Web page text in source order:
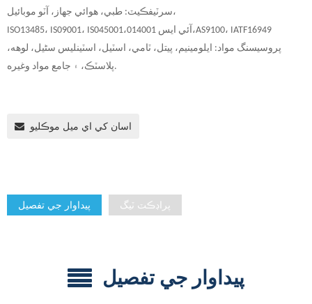
سرٽيفڪيٽ: طبي، هوائي جهاز، آٽو موبائيل،
ISO13485، IS09001، IS045001، آئي ايس 0 14001،AS9100، IATF16949
پروسيسنگ مواد: ايلومينيم، پيتل، ٽامي، اسٽيل، اسٽينلیس سٹیل، لوهه،
پلاسٽڪ، ۽ جامع مواد وغيره.
اسان کي اي ميل موڪليو
پيداوار جي تفصيل پراڊڪٽ ٽيگ
پيداوار جي تفصيل